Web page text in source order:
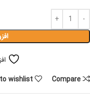
Compare
wishlist